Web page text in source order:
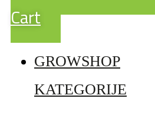
Cart
GROWSHOP
KATEGORIJE